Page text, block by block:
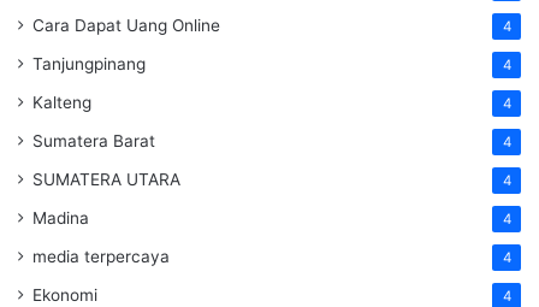
Cara Dapat Uang Online 4
Tanjungpinang 4
Kalteng 4
Sumatera Barat 4
SUMATERA UTARA 4
Madina 4
media terpercaya 4
Ekonomi 4